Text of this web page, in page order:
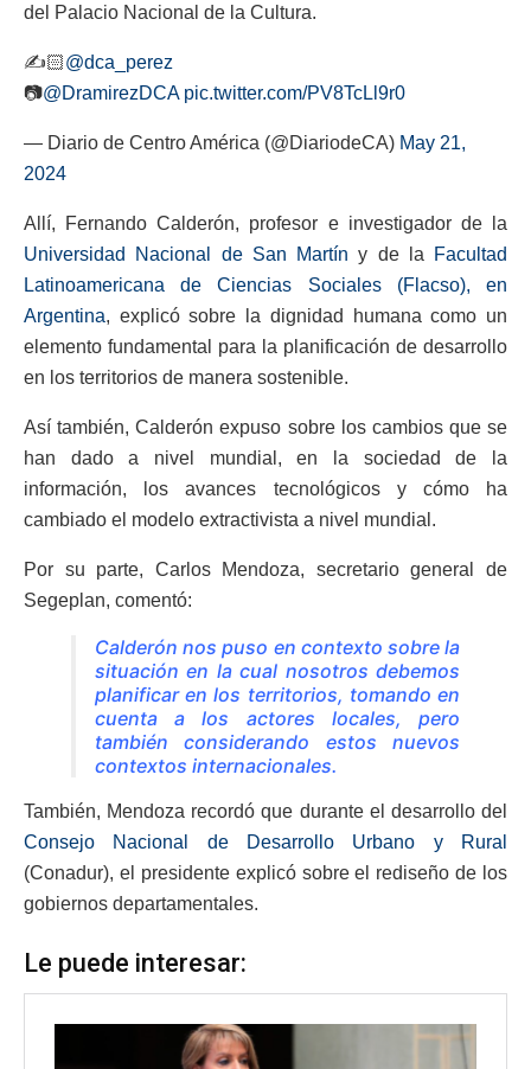
del Palacio Nacional de la Cultura.
✍️🏻@dca_perez
📷@DramirezDCA pic.twitter.com/PV8TcLl9r0
— Diario de Centro América (@DiariodeCA) May 21,
2024
Allí, Fernando Calderón, profesor e investigador de la
Universidad Nacional de San Martín y de la
Facultad
Latinoamericana de Ciencias Sociales (Flacso), en
Argentina, explicó sobre la dignidad humana como un
elemento fundamental para la planificación de desarrollo
en los territorios de manera sostenible.
Así también, Calderón expuso sobre los cambios que se
han dado a nivel mundial, en la sociedad de la
información, los avances tecnológicos y cómo ha
cambiado el modelo extractivista a nivel mundial.
Por su parte, Carlos Mendoza, secretario general de
Segeplan, comentó:
Calderón nos puso en contexto sobre la
situación en la cual nosotros debemos
planificar en los territorios, tomando en
cuenta a los actores locales, pero
también considerando estos nuevos
contextos internacionales.
También, Mendoza recordó que durante el desarrollo del
Consejo Nacional de Desarrollo Urbano y Rural
(Conadur), el presidente explicó sobre el rediseño de los
gobiernos departamentales.
Le puede interesar: